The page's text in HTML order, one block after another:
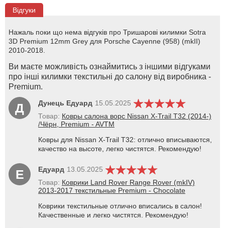
Відгуки
Нажаль поки що нема відгуків про Тришарові килимки Sotra
3D Premium 12mm Grey для Porsche Cayenne (958) (mkII)
2010-2018.
Ви маєте можливість ознаймитись з іншими відгуками
про інші килимки текстильні до салону від виробника -
Premium.
Д Дунець Едуард 15.05.2025
Товар: Ковры салона ворс Nissan X-Trail T32 (2014-)
/Чёрн, Premium - AVTM
Ковры для Nissan X-Trail T32: отлично вписываются,
качество на высоте, легко чистятся. Рекомендую!
Е Едуард 13.05.2025
Товар: Коврики Land Rover Range Rover (mkIV)
2013-2017 текстильные Premium - Chocolate
Коврики текстильные отлично вписались в салон!
Качественные и легко чистятся. Рекомендую!